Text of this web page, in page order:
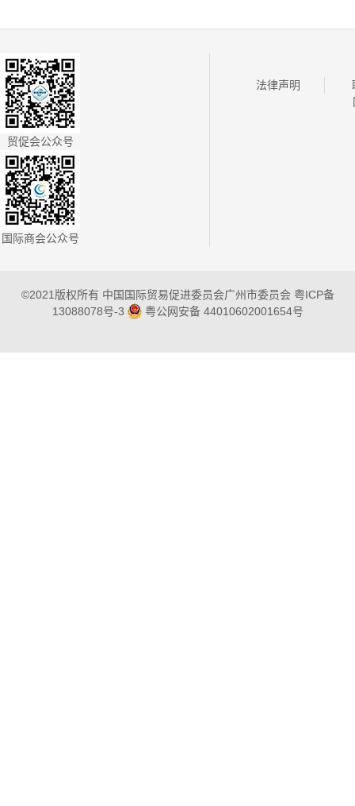
贸促会公众号
国际商会公众号
法律声明
©2021版权所有 中国国际贸易促进委员会广州市委员会 粤ICP备
13088078号-3
粤公网安备 44010602001654号